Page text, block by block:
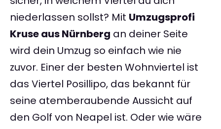
niederlassen sollst? Mit Umzugsprofi
Kruse aus Nürnberg an deiner Seite
wird dein Umzug so einfach wie nie
zuvor. Einer der besten Wohnviertel ist
das Viertel Posillipo, das bekannt für
seine atemberaubende Aussicht auf
den Golf von Neapel ist. Oder wie wäre